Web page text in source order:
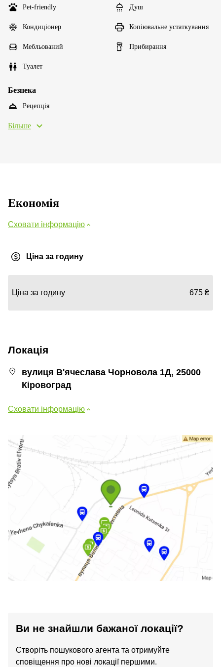
Pet-friendly Душ
Кондиціонер Копіювальне устаткування
Мебльований Прибирання
Туалет
Безпека
Рецепція
Більше
Економія
Сховати інформацію
Ціна за годину
Ціна за годину 675 ₴
Локація
вулиця В'ячеслава Чорновола 1Д, 25000
Кіровоград
Сховати інформацію
Ви не знайшли бажаної локації?
Створіть пошукового агента та отримуйте
сповіщення про нові локації першими.